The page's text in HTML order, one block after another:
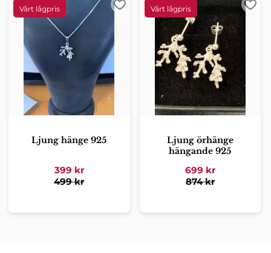
Ljung hänge 925
399 kr
499kr
Lägg till i favoriter
Ljung örhänge
hängande 925
699 kr
874kr